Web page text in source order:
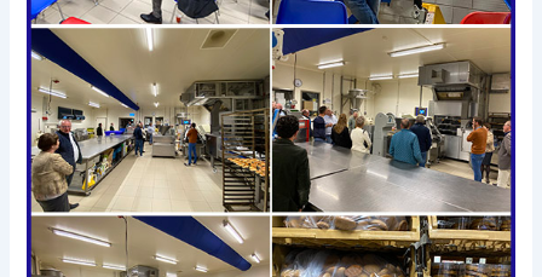
lid
Bakkerij
Van
Horssen